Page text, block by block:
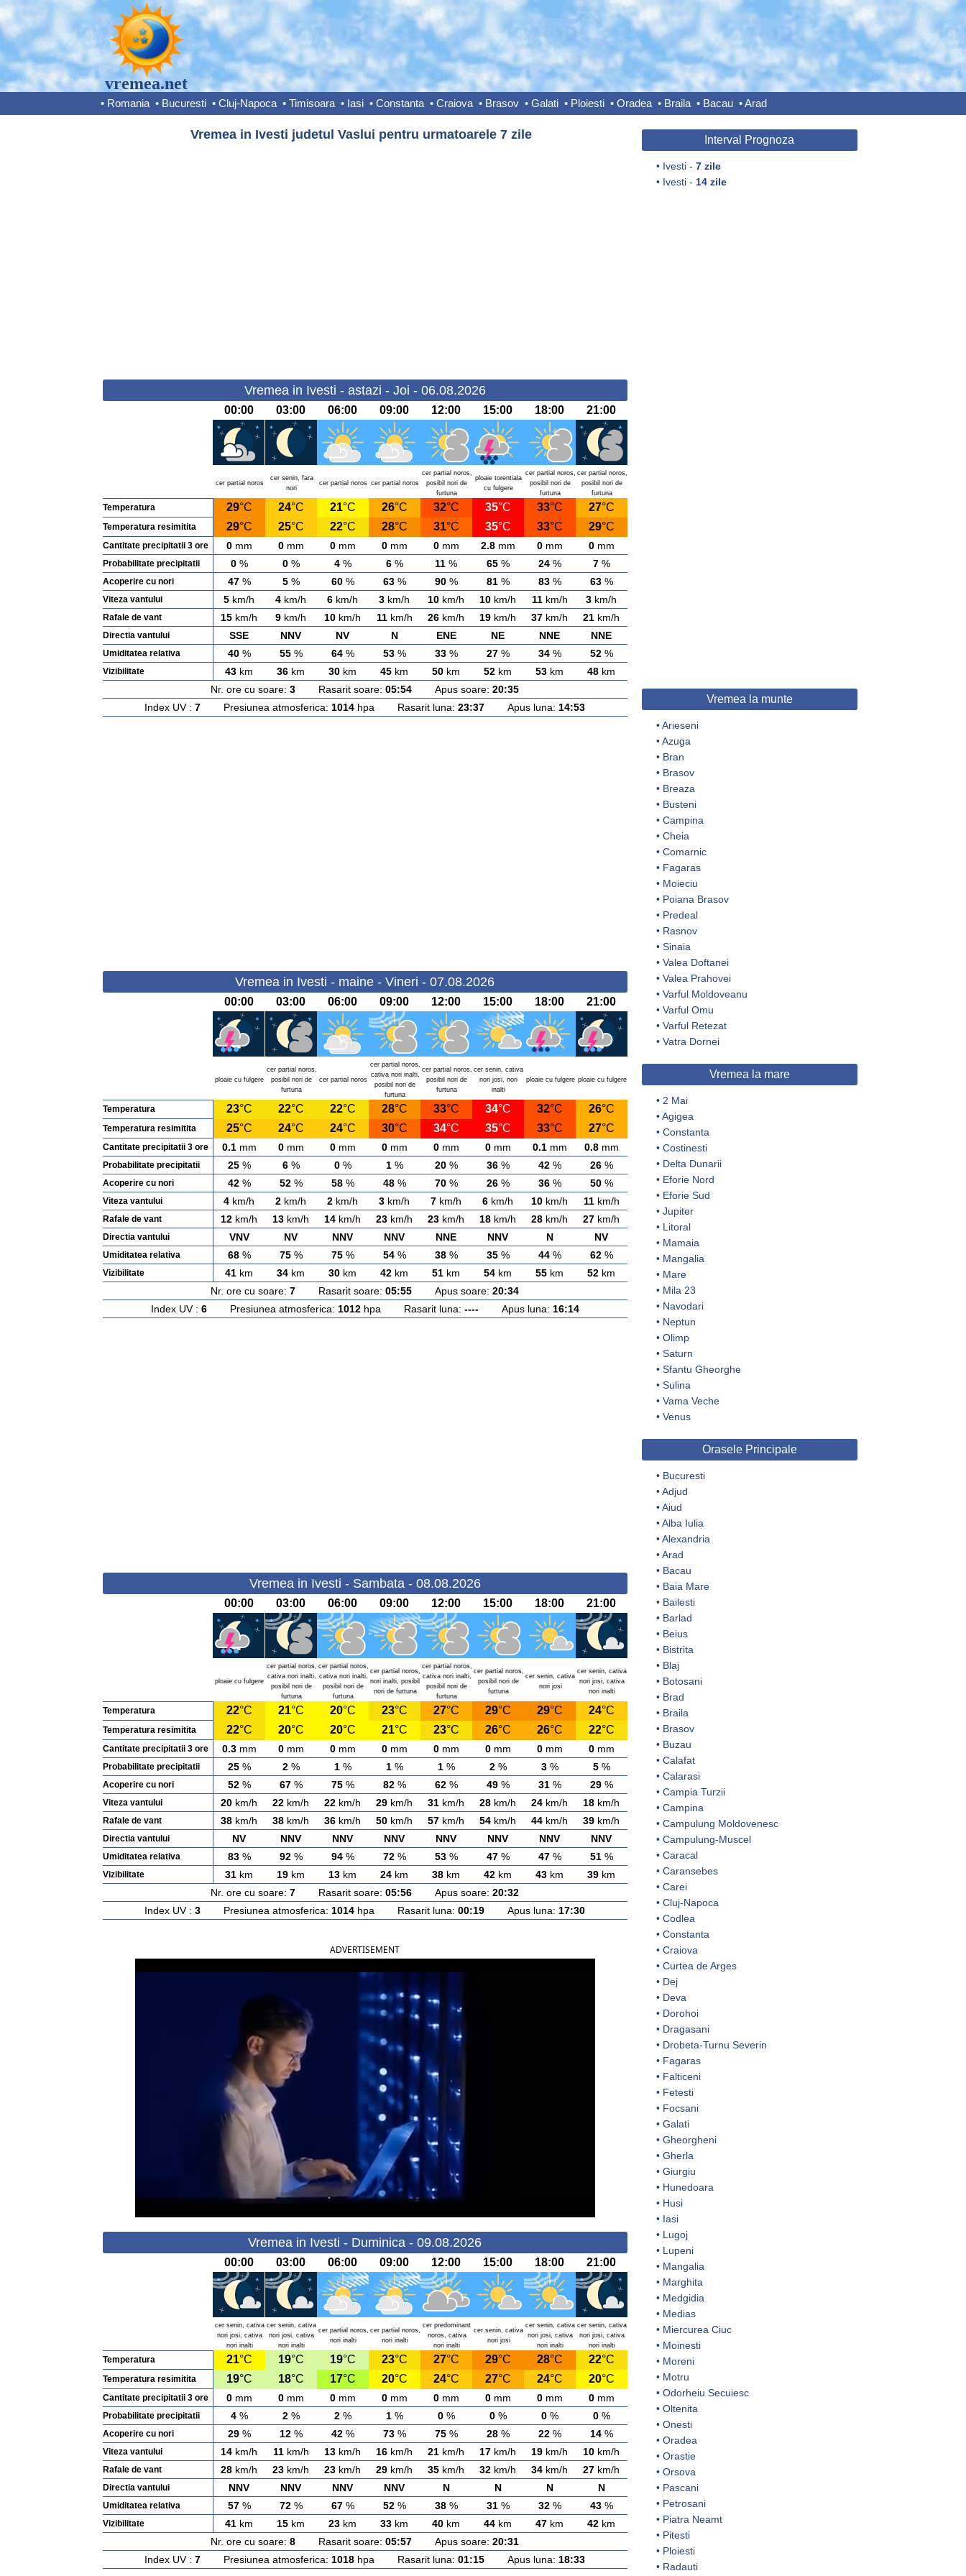
vremea.net
• Romania • Bucuresti • Cluj-Napoca • Timisoara • Iasi • Constanta • Craiova • Brasov • Galati • Ploiesti • Oradea • Braila • Bacau •Arad
Vremea in Ivesti judetul Vaslui pentru urmatoarele 7 zile
Vremea in Ivesti - astazi - Joi - 06.08.2026
00:00 03:00 06:00 09:00 12:00 15:00 18:00 21:00
cer partial noros
cer senin, fara
nori
cer partial noros cer partial noros
cer partial noros,
posibil nori de
furtuna
ploaie torentiala
cu fulgere
cer partial noros,
posibil nori de
furtuna
cer partial noros,
posibil nori de
furtuna
Temperatura 29°C 24°C 21°C 26°C 32°C 35°C 33°C 27°C
Temperatura resimitita 29°C 25°C 22°C 28°C 31°C 35°C 33°C 29°C
Cantitate precipitatii 3 ore 0mm 0mm 0mm 0mm 0mm 2.8mm 0mm 0mm
Probabilitate precipitatii 0% 0% 4% 6% 11 % 65% 24% 7%
Acoperire cu nori 47% 5% 60% 63% 90% 81% 83% 63%
Viteza vantului 5 km/h 4 km/h 6 km/h 3 km/h 10 km/h 10 km/h 11km/h 3 km/h
Rafale de vant 15 km/h 9 km/h 10 km/h 11km/h 26 km/h 19 km/h 37 km/h 21 km/h
Directia vantului SSE NNV NV N ENE NE NNE NNE
Umiditatea relativa 40% 55% 64% 53% 33% 27% 34% 52%
Vizibilitate 43 km 36 km 30 km 45 km 50 km 52 km 53 km 48 km
Nr. ore cu soare: 3 Rasarit soare: 05:54 Apus soare: 20:35
Index UV : 7 Presiunea atmosferica: 1014 hpa Rasarit luna: 23:37 Apus luna: 14:53
Vremea in Ivesti - maine - Vineri - 07.08.2026
00:00 03:00 06:00 09:00 12:00 15:00 18:00 21:00
ploaie cu fulgere
cer partial noros,
posibil nori de
furtuna
cer partial noros
cer partial noros,
cativa nori inalti,
posibil nori de
furtuna
cer partial noros,
posibil nori de
furtuna
cer senin, cativa
nori josi, nori
inalti
ploaie cu fulgere ploaie cu fulgere
Temperatura 23°C 22°C 22°C 28°C 33°C 34°C 32°C 26°C
Temperatura resimitita 25°C 24°C 24°C 30°C 34°C 35°C 33°C 27°C
Cantitate precipitatii 3 ore 0.1mm 0mm 0mm 0mm 0mm 0mm 0.1mm 0.8mm
Probabilitate precipitatii 25% 6% 0% 1% 20% 36% 42% 26%
Acoperire cu nori 42% 52% 58% 48% 70% 26% 36% 50%
Viteza vantului 4 km/h 2 km/h 2 km/h 3 km/h 7 km/h 6 km/h 10 km/h 11km/h
Rafale de vant 12 km/h 13 km/h 14 km/h 23 km/h 23 km/h 18 km/h 28 km/h 27 km/h
Directia vantului VNV NV NNV NNV NNE NNV N NV
Umiditatea relativa 68% 75% 75% 54% 38% 35% 44% 62%
Vizibilitate 41 km 34 km 30 km 42 km 51 km 54 km 55 km 52 km
Nr. ore cu soare: 7 Rasarit soare: 05:55 Apus soare: 20:34
Index UV : 6Presiunea atmosferica: 1012hpa Rasarit luna: ----Apus luna: 16:14
Vremea in Ivesti - Sambata - 08.08.2026
00:00 03:00 06:00 09:00 12:00 15:00 18:00 21:00
ploaie cu fulgere
cer partial noros,
cativa nori inalti,
posibil nori de
furtuna
cer partial noros,
cativa nori inalti,
posibil nori de
furtuna
cer partial noros,
nori inalti, posibil
nori de furtuna
cer partial noros,
cativa nori inalti,
posibil nori de
furtuna
cer partial noros,
posibil nori de
furtuna
cer senin, cativa
nori josi
cer senin, cativa
nori josi, cativa
nori inalti
Temperatura 22°C 21°C 20°C 23°C 27°C 29°C 29°C 24°C
Temperatura resimitita 22°C 20°C 20°C 21°C 23°C 26°C 26°C 22°C
Cantitate precipitatii 3 ore 0.3mm 0mm 0mm 0mm 0mm 0mm 0mm 0mm
Probabilitate precipitatii 25% 2% 1% 1% 1% 2% 3% 5%
Acoperire cu nori 52% 67% 75% 82% 62% 49% 31% 29%
Viteza vantului 20 km/h 22 km/h 22 km/h 29 km/h 31 km/h 28 km/h 24 km/h 18 km/h
Rafale de vant 38 km/h 38 km/h 36 km/h 50 km/h 57 km/h 54 km/h 44 km/h 39 km/h
Directia vantului NV NNV NNV NNV NNV NNV NNV NNV
Umiditatea relativa 83% 92% 94% 72% 53% 47% 47% 51%
Vizibilitate 31 km 19 km 13 km 24 km 38 km 42 km 43 km 39 km
Nr. ore cu soare: 7 Rasarit soare: 05:56 Apus soare: 20:32
Index UV : 3 Presiunea atmosferica: 1014 hpa Rasarit luna: 00:19 Apus luna: 17:30
ADVERTISEMENT
Vremea in Ivesti - Duminica - 09.08.2026
00:00 03:00 06:00 09:00 12:00 15:00 18:00 21:00
cer senin, cativa
nori josi, cativa
nori inalti
cer senin, cativa
nori josi, cativa
nori inalti
cer partial noros,
nori inalti
cer partial noros,
nori inalti
cer predominant
noros, cativa
nori inalti
cer senin, cativa
nori josi
cer senin, cativa
nori josi, cativa
nori inalti
cer senin, cativa
nori josi, cativa
nori inalti
Temperatura 21°C 19°C 19°C 23°C 27°C 29°C 28°C 22°C
Temperatura resimitita 19°C 18°C 17°C 20°C 24°C 27°C 24°C 20°C
Cantitate precipitatii 3 ore 0mm 0mm 0mm 0mm 0mm 0mm 0mm 0mm
Probabilitate precipitatii 4% 2% 2% 1% 0% 0% 0% 0%
Acoperire cu nori 29% 12% 42% 73% 75% 28% 22% 14%
Viteza vantului 14 km/h 11km/h 13 km/h 16 km/h 21 km/h 17 km/h 19 km/h 10 km/h
Rafale de vant 28 km/h 23 km/h 23 km/h 29 km/h 35 km/h 32 km/h 34 km/h 27 km/h
Directia vantului NNV NNV NNV NNV N N N N
Umiditatea relativa 57% 72% 67% 52% 38% 31% 32% 43%
Vizibilitate 41 km 15 km 23 km 33 km 40 km 44 km 47 km 42 km
Nr. ore cu soare: 8 Rasarit soare: 05:57 Apus soare: 20:31
Index UV : 7 Presiunea atmosferica: 1018 hpa Rasarit luna: 01:15 Apus luna: 18:33
Interval Prognoza
• Ivesti - 7 zile
• Ivesti - 14 zile
Vremea la munte
•Arieseni
•Azuga
• Bran
• Brasov
• Breaza
• Busteni
• Campina
• Cheia
• Comarnic
• Fagaras
• Moieciu
• Poiana Brasov
• Predeal
• Rasnov
• Sinaia
• Valea Doftanei
• Valea Prahovei
• Varful Moldoveanu
• Varful Omu
• Varful Retezat
• Vatra Dornei
Vremea la mare
• 2 Mai
•Agigea
• Constanta
• Costinesti
• Delta Dunarii
• Eforie Nord
• Eforie Sud
• Jupiter
• Litoral
• Mamaia
• Mangalia
• Mare
• Mila 23
• Navodari
• Neptun
• Olimp
• Saturn
• Sfantu Gheorghe
• Sulina
• Vama Veche
• Venus
Orasele Principale
• Bucuresti
•Adjud
•Aiud
•Alba Iulia
•Alexandria
•Arad
• Bacau
• Baia Mare
• Bailesti
• Barlad
• Beius
• Bistrita
• Blaj
• Botosani
• Brad
• Braila
• Brasov
• Buzau
• Calafat
• Calarasi
• Campia Turzii
• Campina
• Campulung Moldovenesc
• Campulung-Muscel
• Caracal
• Caransebes
• Carei
• Cluj-Napoca
• Codlea
• Constanta
• Craiova
• Curtea de Arges
• Dej
• Deva
• Dorohoi
• Dragasani
• Drobeta-Turnu Severin
• Fagaras
• Falticeni
• Fetesti
• Focsani
• Galati
• Gheorgheni
• Gherla
• Giurgiu
• Hunedoara
• Husi
• Iasi
• Lugoj
• Lupeni
• Mangalia
• Marghita
• Medgidia
• Medias
• Miercurea Ciuc
• Moinesti
• Moreni
• Motru
• Odorheiu Secuiesc
• Oltenita
• Onesti
• Oradea
• Orastie
• Orsova
• Pascani
• Petrosani
• Piatra Neamt
• Pitesti
• Ploiesti
• Radauti